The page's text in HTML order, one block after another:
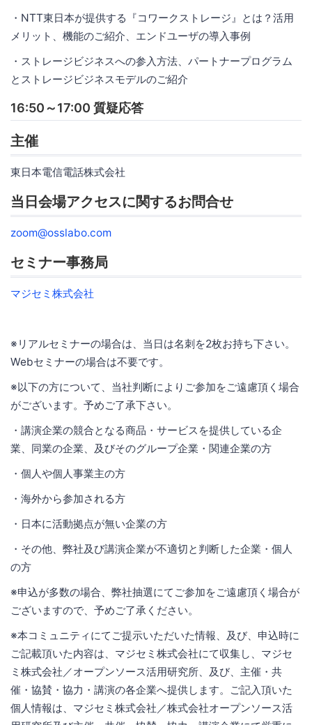
・NTT東日本が提供する『コワークストレージ』とは？活用
メリット、機能のご紹介、エンドユーザの導入事例
・ストレージビジネスへの参入方法、パートナープログラム
とストレージビジネスモデルのご紹介
16:50～17:00 質疑応答
主催
東日本電信電話株式会社
当日会場アクセスに関するお問合せ
zoom@osslabo.com
セミナー事務局
マジセミ株式会社
※リアルセミナーの場合は、当日は名刺を2枚お持ち下さい。
Webセミナーの場合は不要です。
※以下の方について、当社判断によりご参加をご遠慮頂く場合
がございます。予めご了承下さい。
・講演企業の競合となる商品・サービスを提供している企
業、同業の企業、及びそのグループ企業・関連企業の方
・個人や個人事業主の方
・海外から参加される方
・日本に活動拠点が無い企業の方
・その他、弊社及び講演企業が不適切と判断した企業・個人
の方
※申込が多数の場合、弊社抽選にてご参加をご遠慮頂く場合が
ございますので、予めご了承ください。
※本コミュニティにてご提示いただいた情報、及び、申込時に
ご記載頂いた内容は、マジセミ株式会社にて収集し、マジセ
ミ株式会社／オープンソース活用研究所、及び、主催・共
催・協賛・協力・講演の各企業へ提供します。ご記入頂いた
個人情報は、マジセミ株式会社／株式会社オープンソース活